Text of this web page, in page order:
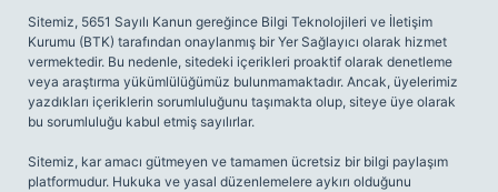
Sitemiz, 5651 Sayılı Kanun gereğince Bilgi Teknolojileri ve İletişim
Kurumu (BTK) tarafından onaylanmış bir Yer Sağlayıcı olarak hizmet
vermektedir. Bu nedenle, sitedeki içerikleri proaktif olarak denetleme
veya araştırma yükümlülüğümüz bulunmamaktadır. Ancak, üyelerimiz
yazdıkları içeriklerin sorumluluğunu taşımakta olup, siteye üye olarak
bu sorumluluğu kabul etmiş sayılırlar.
Sitemiz, kar amacı gütmeyen ve tamamen ücretsiz bir bilgi paylaşım
platformudur. Hukuka ve yasal düzenlemelere aykırı olduğunu